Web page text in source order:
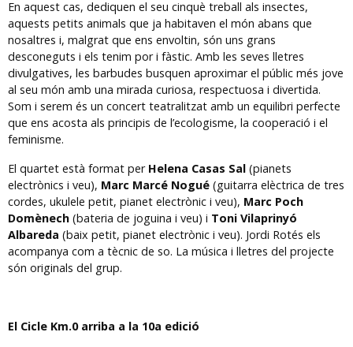
En aquest cas, dediquen el seu cinquè treball als insectes,
aquests petits animals que ja habitaven el món abans que
nosaltres i, malgrat que ens envoltin, són uns grans
desconeguts i els tenim por i fàstic. Amb les seves lletres
divulgatives, les barbudes busquen aproximar el públic més jove
al seu món amb una mirada curiosa, respectuosa i divertida.
Som i serem és un concert teatralitzat amb un equilibri perfecte
que ens acosta als principis de l’ecologisme, la cooperació i el
feminisme.
El quartet està format per Helena Casas Sal (pianets
electrònics i veu), Marc Marcé Nogué (guitarra elèctrica de tres
cordes, ukulele petit, pianet electrònic i veu), Marc Poch
Domènech (bateria de joguina i veu) i Toni Vilaprinyó
Albareda (baix petit, pianet electrònic i veu). Jordi Rotés els
acompanya com a tècnic de so. La música i lletres del projecte
són originals del grup.
El Cicle Km.0 arriba a la 10a edició